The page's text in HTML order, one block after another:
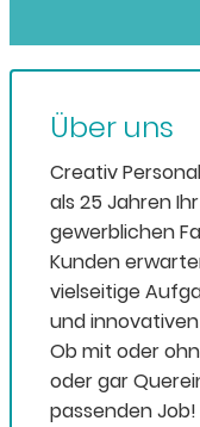
Über uns
Creativ
als 25 Jahren
gewerblichen
Kunden
vielseitige
und
Ob mit oder
oder gar
passenden Job!